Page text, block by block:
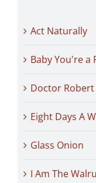
Act Naturally
Baby You're a
Doctor Robert
Eight Days A
Glass Onion
I Am The